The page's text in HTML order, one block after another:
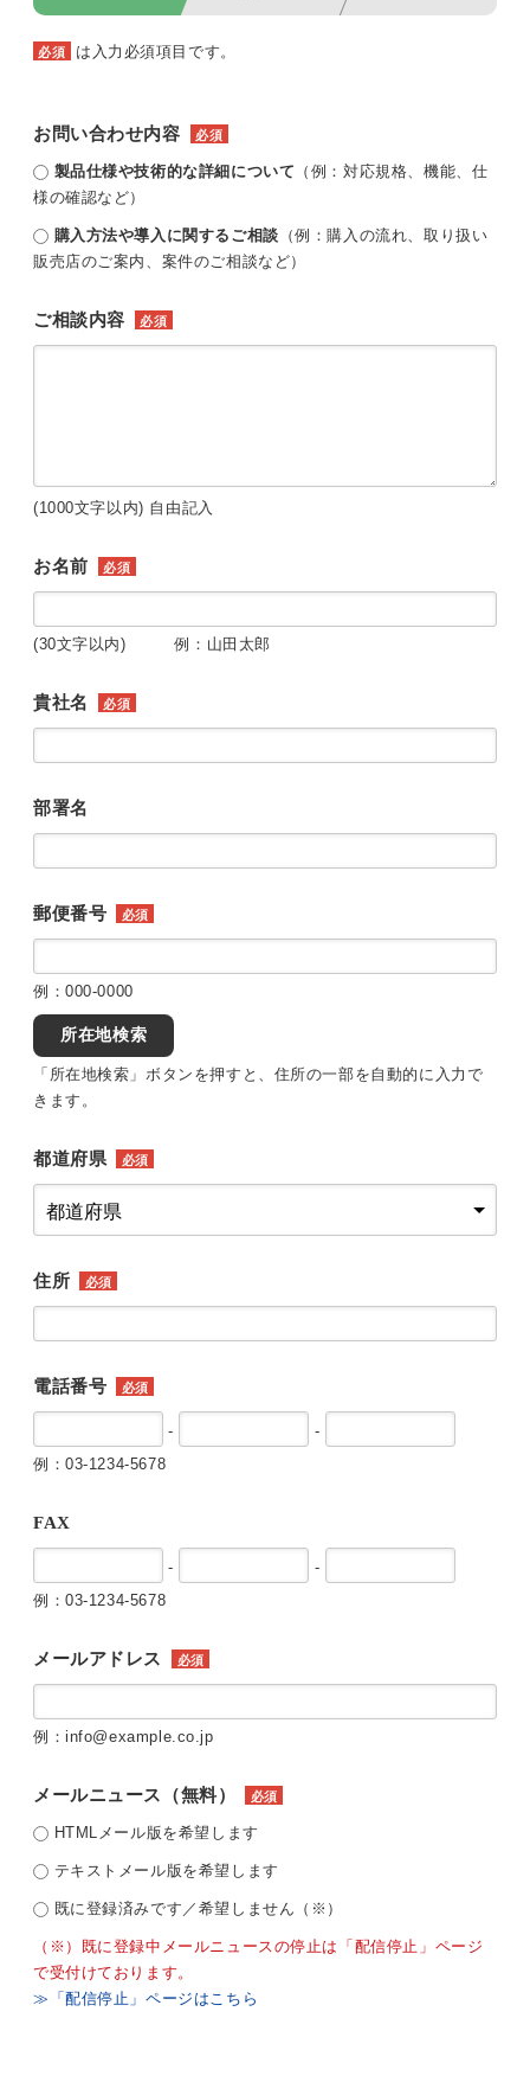
必須 は入力必須項目です。
お問い合わせ内容 必須
製品仕様や技術的な詳細について （例：対応規格、機能、仕
様の確認など）
購入方法や導入に関するご相談 （例：購入の流れ、取り扱い
販売店のご案内、案件のご相談など）
ご相談内容 必須
(1000文字以内) 自由記入
お名前 必須
(30文字以内) 例：山田太郎
貴社名 必須
部署名
郵便番号 必須
例：000-0000
所在地検索
「所在地検索」ボタンを押すと、住所の一部を自動的に入力で
きます。
都道府県 必須
住所 必須
電話番号 必須
-
-
例：03-1234-5678
FAX
-
-
例：03-1234-5678
メールアドレス 必須
例：info@example.co.jp
メールニュース（無料） 必須
HTMLメール版を希望します
テキストメール版を希望します
既に登録済みです／希望しません（※）
（※）既に登録中メールニュースの停止は「配信停止」ページ
で受付けております。
≫「配信停止」ページはこちら